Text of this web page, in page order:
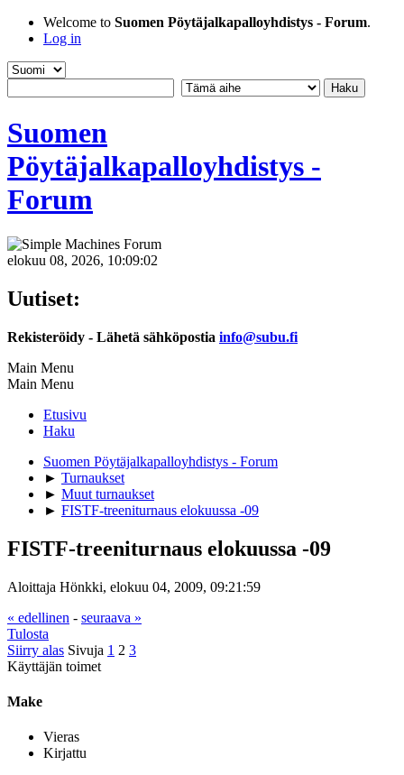
Welcome to Suomen Pöytäjalkapalloyhdistys - Forum.
Log in
Suomen
Pöytäjalkapalloyhdistys -
Forum
elokuu 08, 2026, 10:09:02
Uutiset:
Rekisteröidy - Lähetä sähköpostia info@subu.fi
Main Menu
Main Menu
Etusivu
Haku
Suomen Pöytäjalkapalloyhdistys - Forum
► Turnaukset
► Muut turnaukset
► FISTF-treeniturnaus elokuussa -09
FISTF-treeniturnaus elokuussa -09
Aloittaja Hönkki, elokuu 04, 2009, 09:21:59
« edellinen - seuraava »
Tulosta
Siirry alas Sivuja 1 2 3
Käyttäjän toimet
Make
Vieras
Kirjattu